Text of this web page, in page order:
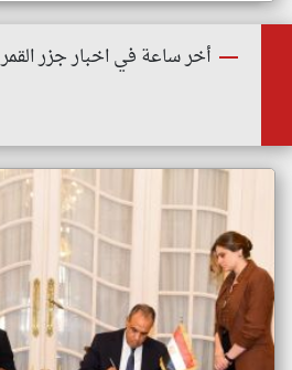
أخر ساعة في اخبار جزر القمر